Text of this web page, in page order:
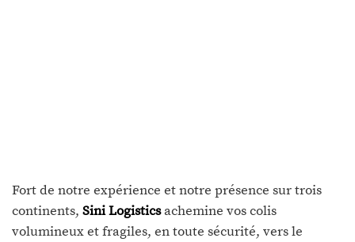
Fort de notre expérience et notre présence sur trois
continents, Sini Logisticsachemine vos colis
volumineux et fragiles, en toute sécurité, vers le